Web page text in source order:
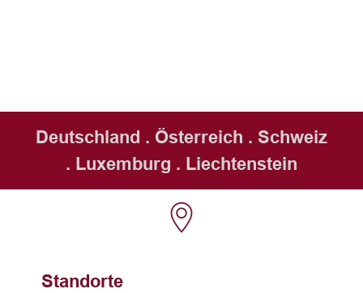
Deutschland . Österreich . Schweiz
. Luxemburg . Liechtenstein
Standorte